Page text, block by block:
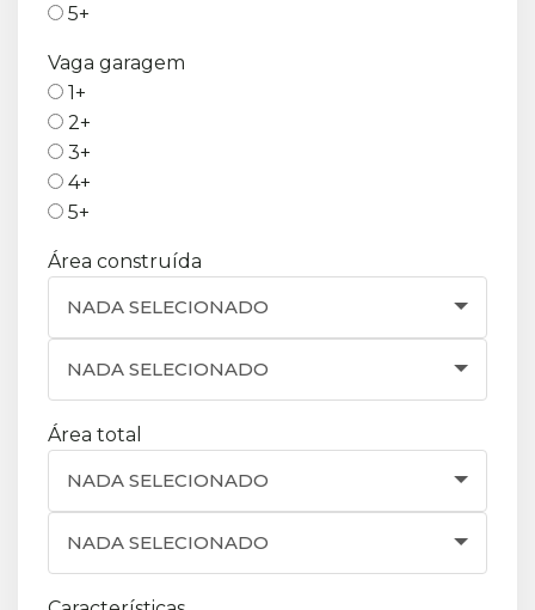
5+
Vaga garagem
1+
2+
3+
4+
5+
Área construída
NADA SELECIONADO
NADA SELECIONADO
Área total
NADA SELECIONADO
NADA SELECIONADO